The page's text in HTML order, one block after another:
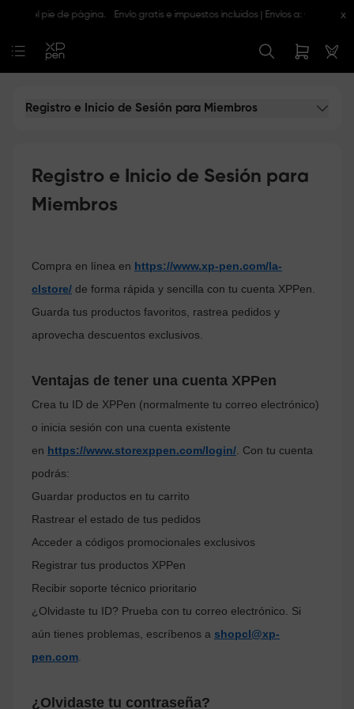
o en el pie de página. Envío gratis e impuestos incluidos | Envíos a: CL, CO,x
Registro e Inicio de Sesión para Miembros
Registro e Inicio de Sesión para
Miembros
Compra en línea en https://www.xp-pen.com/la-
clstore/ de forma rápida y sencilla con tu cuenta XPPen.
Guarda tus productos favoritos, rastrea pedidos y
aprovecha descuentos exclusivos.
Ventajas de tener una cuenta XPPen
Crea tu ID de XPPen (normalmente tu correo electrónico)
o inicia sesión con una cuenta existente
en https://www.storexppen.com/login/ . Con tu cuenta
podrás:
Guardar productos en tu carrito
Rastrear el estado de tus pedidos
Acceder a códigos promocionales exclusivos
Registrar tus productos XPPen
Recibir soporte técnico prioritario
¿Olvidaste tu ID? Prueba con tu correo electrónico. Si
aún tienes problemas, escríbenos a shopcl@xp-
pen.com
¿Olvidaste tu contraseña?